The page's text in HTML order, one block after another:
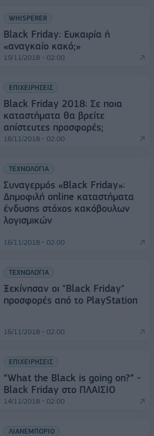
WHISPERER
Black Friday: Ευκαιρία ή
«αναγκαίο κακό;»
19/11/2018 - 02:00
ΕΠΙΧΕΙΡΗΣΕΙΣ
Black Friday 2018: Σε ποια
καταστήματα θα βρείτε
απίστευτες προσφορές;
16/11/2018 - 02:00
ΤΕΧΝΟΛΟΓΙΑ
Συναγερμός «Black Friday»:
Δημοφιλή online καταστήματα
ένδυσης στόχος κακόβουλων
λογισμικών
16/11/2018 - 02:00
ΤΕΧΝΟΛΟΓΙΑ
Ξεκίνησαν οι "Black Friday"
προσφορές από το PlayStation
16/11/2018 - 02:00
ΕΠΙΧΕΙΡΗΣΕΙΣ
“What the Black is going on?” -
Black Friday στο ΠΛΑΙΣΙΟ
14/11/2018 - 02:00
ΛΙΑΝΕΜΠΟΡΙΟ